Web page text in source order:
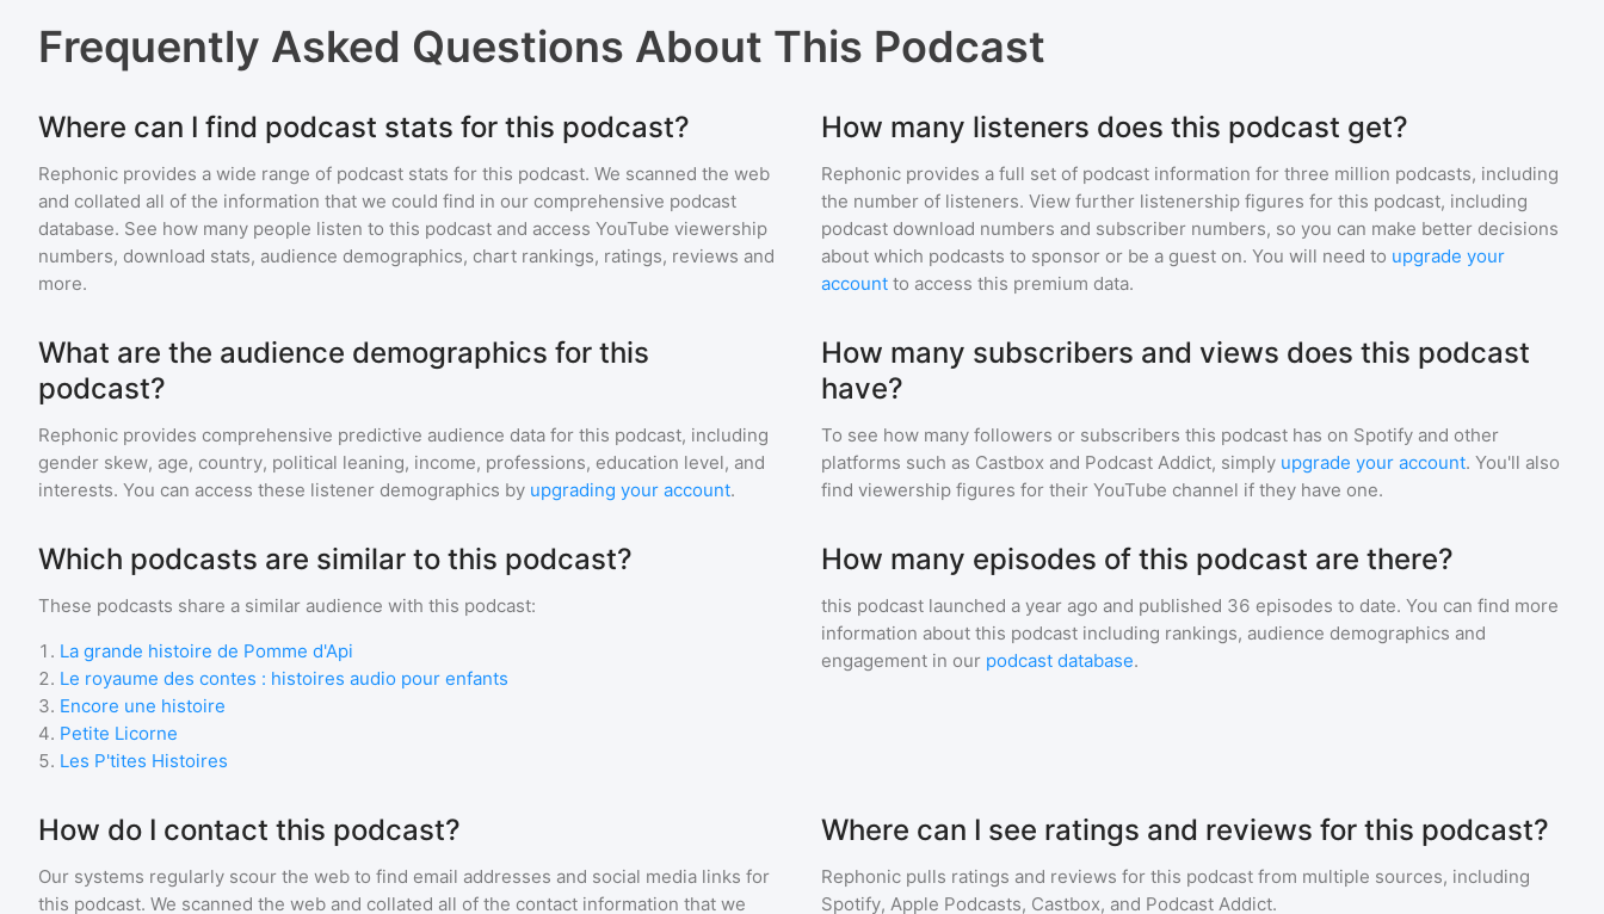
Frequently Asked Questions About This Podcast
Where can I find podcast stats for this podcast?
Rephonic provides a wide range of podcast stats for this podcast. We scanned the web
and collated all of the information that we could find in our comprehensive podcast
database. See how many people listen to this podcast and access YouTube viewership
numbers, download stats, audience demographics, chart rankings, ratings, reviews and
more.
How many listeners does this podcast get?
Rephonic provides a full set of podcast information for three million podcasts, including
the number of listeners. View further listenership figures for this podcast, including
podcast download numbers and subscriber numbers, so you can make better decisions
about which podcasts to sponsor or be a guest on. You will need to upgrade your
account to access this premium data.
What are the audience demographics for this
podcast?
Rephonic provides comprehensive predictive audience data for this podcast, including
gender skew, age, country, political leaning, income, professions, education level, and
interests. You can access these listener demographics by upgrading your account.
How many subscribers and views does this podcast
have?
To see how many followers or subscribers this podcast has on Spotify and other
platforms such as Castbox and Podcast Addict, simply upgrade your account. You'll also
find viewership figures for their YouTube channel if they have one.
Which podcasts are similar to this podcast?
These podcasts share a similar audience with this podcast:
1 . La grande histoire de Pomme d'Api
2. Le royaume des contes : histoires audio pour enfants
3. Encore une histoire
4. Petite Licorne
5. Les P'tites Histoires
How many episodes of this podcast are there?
this podcast launched a year ago and published 36 episodes to date. You can find more
information about this podcast including rankings, audience demographics and
engagement in our podcast database.
How do I contact this podcast?
Our systems regularly scour the web to find email addresses and social media links for
this podcast. We scanned the web and collated all of the contact information that we
Where can I see ratings and reviews for this podcast?
Rephonic pulls ratings and reviews for this podcast from multiple sources, including
Spotify, Apple Podcasts, Castbox, and Podcast Addict.